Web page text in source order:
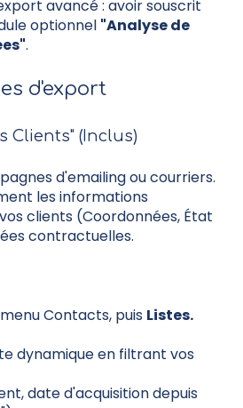
avancé : avoir souscrit
optionnel "Analyse de
.
d'export
Clients" (Inclus)
d'emailing ou courriers.
les informations
clients (Coordonnées, État
contractuelles.
Contacts, puis Listes.
dynamique en filtrant vos
date d'acquisition depuis